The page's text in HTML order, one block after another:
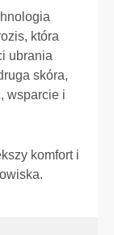
która
ubrania
skóra,
wsparcie i
komfort i